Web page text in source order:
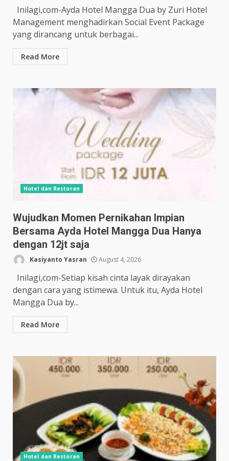
Inilagi,com-Ayda Hotel Mangga Dua by Zuri Hotel
Management menghadirkan Social Event Package
yang dirancang untuk berbagai...
Read More
Hotel dan Restoran
Wujudkan Momen Pernikahan Impian
Bersama Ayda Hotel Mangga Dua Hanya
dengan 12jt saja
Kasiyanto Yasran August 4, 2026
Inilagi,com-Setiap kisah cinta layak dirayakan
dengan cara yang istimewa. Untuk itu, Ayda Hotel
Mangga Dua by...
Read More
Hotel dan Restoran